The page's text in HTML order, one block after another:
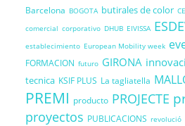
Barcelona BOGOTA butirales de color
comercial corporativo DHUB EIVISSA
establecimiento European Mobility week
FORMACION futuro GIRONA
tecnica KSIF PLUS La tagliatella
PREMI producto PROJECTE
proyectos PUBLICACIONS revolució